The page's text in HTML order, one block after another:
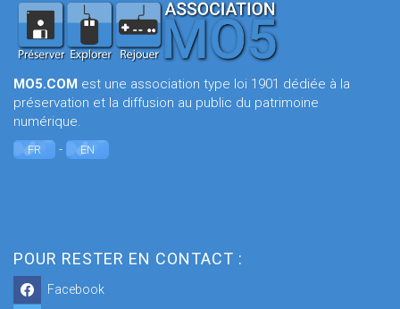
MO5.COM est une association type loi 1901 dédiée à la
préservation et la diffusion au public du patrimoine
numérique.
FR - EN
POUR RESTER EN CONTACT :
Facebook